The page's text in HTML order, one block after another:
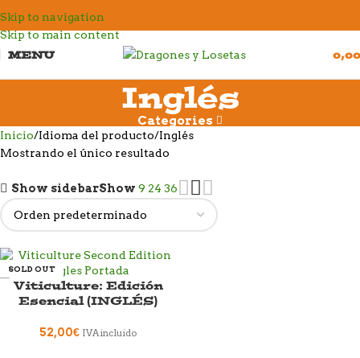
Skip to navigation
Skip to main content
MENU 0,00
Inglés
Categories
Inicio Idioma del producto Inglés
Mostrando el único resultado
Show sidebarShow 9 24 36
SOLD OUT
Viticulture: Edición
Esencial (INGLÉS)
52,00€ IVA incluido